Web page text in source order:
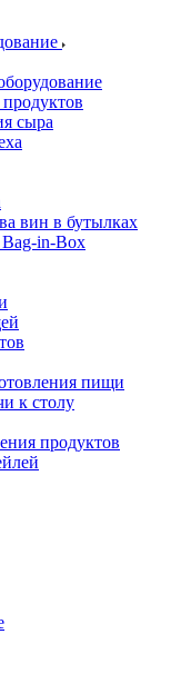
сыра
вин в бутылках
Bag-in-Box
пищи
к столу
продуктов